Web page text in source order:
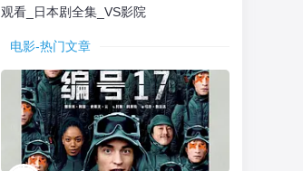
观看_日本剧全集_VS影院
电影-热门文章